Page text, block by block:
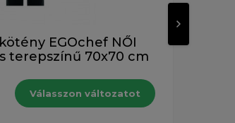
EGOchef NŐI
terepszínű 70x70 cm
Válasszon változatot